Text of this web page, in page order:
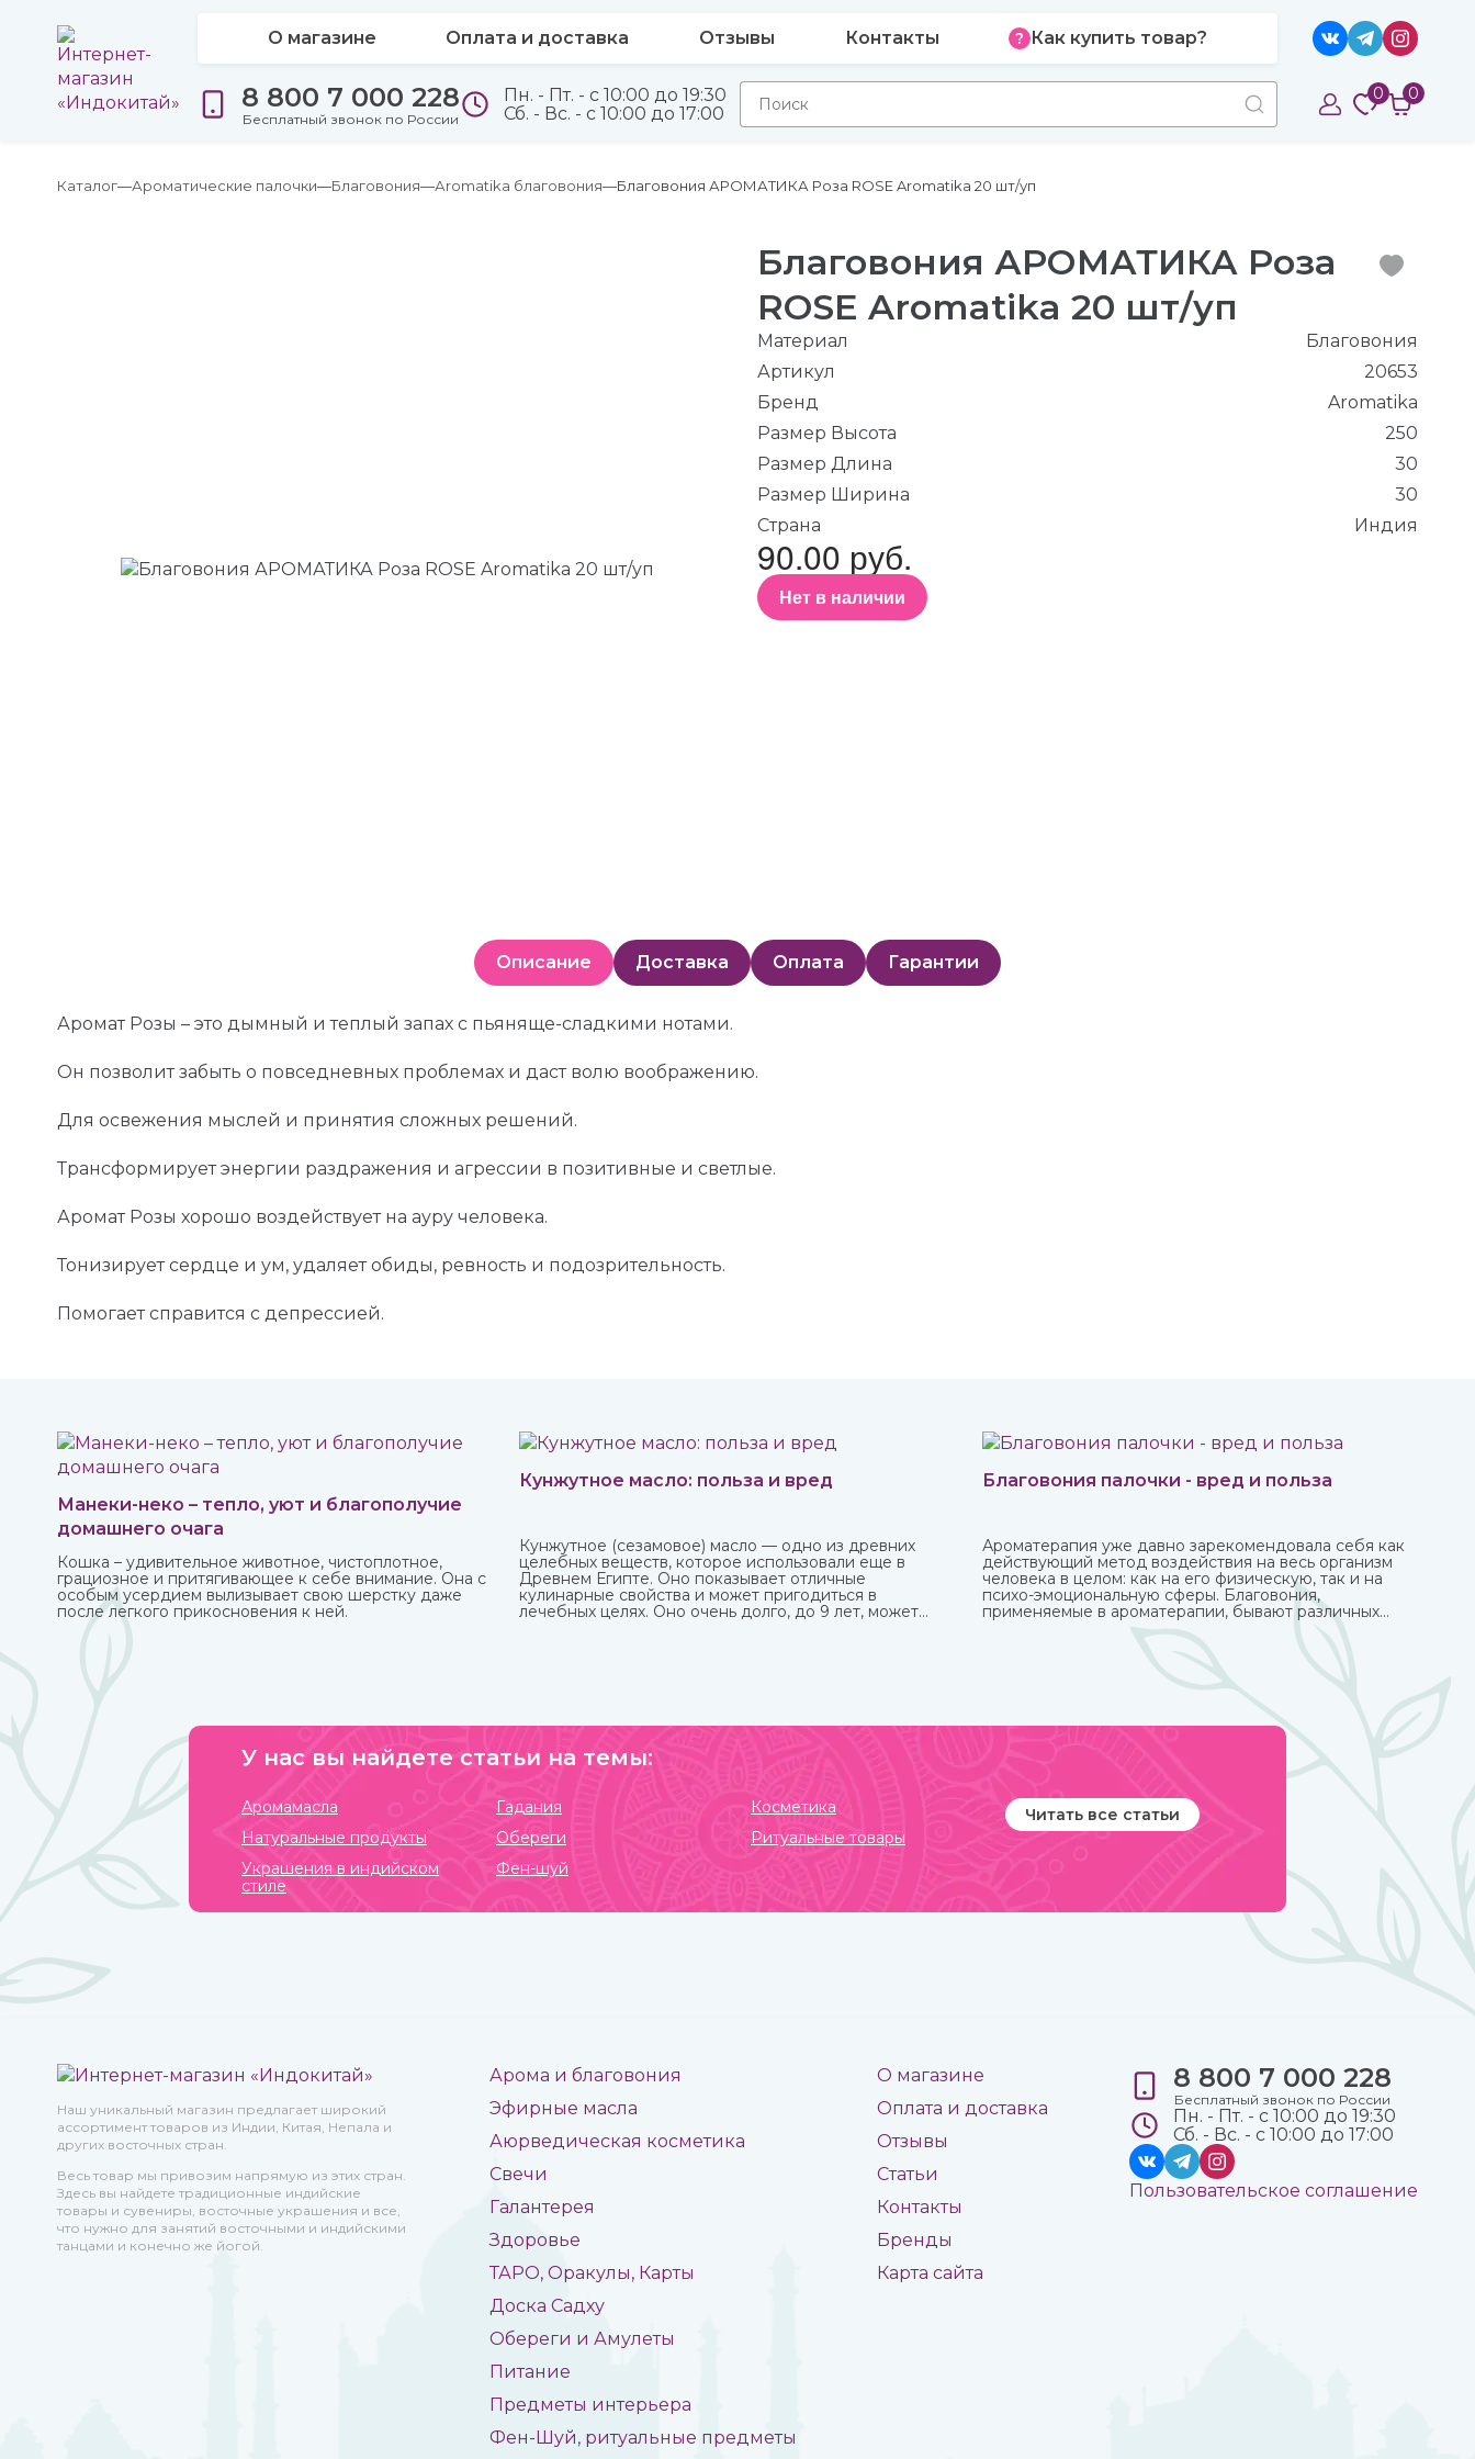
О магазине Оплата и доставка Отзывы Контакты Как купить товар?
8 800 7 000 228
Бесплатный звонок по России
Пн. - Пт. - с 10:00 до 19:30
Сб. - Вс. - с 10:00 до 17:00
0 0
Каталог Ароматические палочки Благовония Аromatika благовония Благовония АРОМАТИКА Роза ROSE Aromatika 20 шт/уп
Благовония АРОМАТИКА Роза
ROSE Aromatika 20 шт/уп
Материал
Благовония
Артикул
20653
Бренд
Aromatika
Размер Высота
250
Размер Длина
30
Размер Ширина
30
Страна
Индия
90.00 руб.
Нет в наличии
Описание Доставка Оплата Гарантии
Аромат Розы – это дымный и теплый запах с пьяняще-сладкими нотами.
Он позволит забыть о повседневных проблемах и даст волю воображению.
Для освежения мыслей и принятия сложных решений.
Трансформирует энергии раздражения и агрессии в позитивные и светлые.
Аромат Розы хорошо воздействует на ауру человека.
Тонизирует сердце и ум, удаляет обиды, ревность и подозрительность.
Помогает справится с депрессией.
Манеки-неко – тепло, уют и благополучие
домашнего очага
Кошка – удивительное животное, чистоплотное,
грациозное и притягивающее к себе внимание. Она с
особым усердием вылизывает свою шерстку даже
после легкого прикосновения к ней.
Кунжутное масло: польза и вред
Кунжутное (сезамовое) масло — одно из древних
целебных веществ, которое использовали еще в
Древнем Египте. Оно показывает отличные
кулинарные свойства и может пригодиться в
лечебных целях. Оно очень долго, до 9 лет, может
Благовония палочки - вред и польза
Ароматерапия уже давно зарекомендовала себя как
действующий метод воздействия на весь организм
человека в целом: как на его физическую, так и на
психо-эмоциональную сферы. Благовония,
применяемые в ароматерапии, бывают различных
форм и имеют разные составы. Наибольшую
популярность приобрели благовония палочки за свою
простоту использования и высокое качество при
весьма приемлемой стоимости.
У нас вы найдете статьи на темы:
Аромамасла Гадания
Косметика
Натуральные продукты
Обереги
Ритуальные товары
Украшения в индийском
стиле
Фен-шуй
Читать все статьи
Наш уникальный магазин предлагает широкий
ассортимент товаров из Индии, Китая, Непала и
других восточных стран.
Весь товар мы привозим напрямую из этих стран.
Здесь вы найдете традиционные индийские
товары и сувениры, восточные украшения и все,
что нужно для занятий восточными и индийскими
танцами и конечно же йогой.
Арома и благовония
Эфирные масла
Аюрведическая косметика
Свечи
Галантерея
Здоровье
ТАРО, Оракулы, Карты
Доска Садху
Обереги и Амулеты
Питание
Предметы интерьера
Фен-Шуй, ритуальные предметы
О магазине
Оплата и доставка
Отзывы
Статьи
Контакты
Бренды
Карта сайта
8 800 7 000 228
Бесплатный звонок по России
Пн. - Пт. - с 10:00 до 19:30
Сб. - Вс. - с 10:00 до 17:00
Пользовательское соглашение